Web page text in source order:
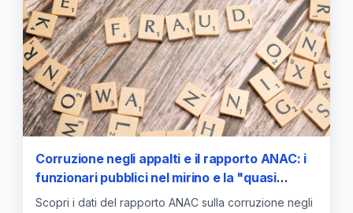
Corruzione negli appalti e il rapporto ANAC: i
funzionari pubblici nel mirino e la "quasi
immunità" della scuola
Scopri i dati del rapporto ANAC sulla corruzione negli